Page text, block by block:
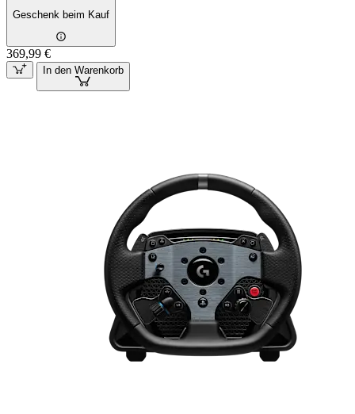
Geschenk beim Kauf
369,99 €
In den Warenkorb